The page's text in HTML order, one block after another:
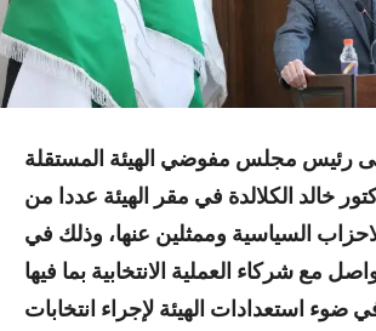
رئيس مجلس مفوضي الهيئة المستقلة
خالد الكلالدة في مقر الهيئة عددا من
للاحزاب السياسية وممثلين عنها، وذلك في
مع شركاء العملية الانتخابية بما فيها
ضوء استعدادات الهيئة لإجراء انتخابات